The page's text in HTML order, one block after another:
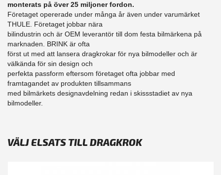
monterats på över 25 miljoner fordon.
Företaget opererade under många år även under varumärket
THULE. Företaget jobbar nära
bilindustrin och är OEM leverantör till dom festa bilmärkena på
marknaden. BRINK är ofta
först ut med att lansera dragkrokar för nya bilmodeller och är
välkända för sin design och
perfekta passform eftersom företaget ofta jobbar med
framtagandet av produkten tillsammans
med bilmärkets designavdelning redan i skissstadiet av nya
bilmodeller.
VÄLJ ELSATS TILL DRAGKROK